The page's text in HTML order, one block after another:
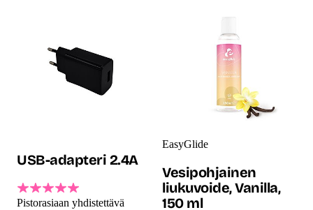
USB-adapteri 2.4A
Pistorasiaan yhdistettävä
EasyGlide
Vesipohjainen
liukuvoide, Vanilla,
150 ml